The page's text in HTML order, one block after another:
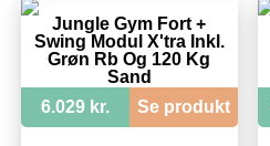
Jungle Gym Fort +
Swing Modul X'tra Inkl.
Grøn Rb Og 120 Kg
Sand
6.029 kr.
Se produkt